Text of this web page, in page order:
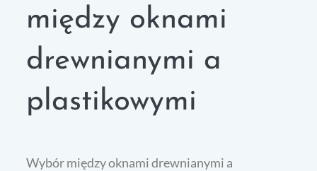
między oknami
drewnianymi a
plastikowymi
Wybór między oknami drewnianymi a